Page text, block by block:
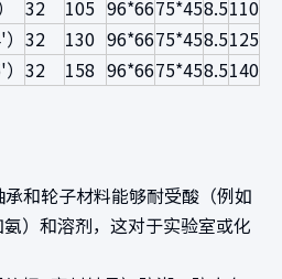
32 105 96*6675*458.5110
32 130 96*6675*458.5125
32 158 96*6675*458.5140
承和轮子材料能够耐受酸（例如
）和溶剂，这对于实验室或化